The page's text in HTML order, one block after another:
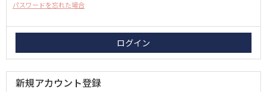
パスワードを忘れた場合
新規アカウント登録